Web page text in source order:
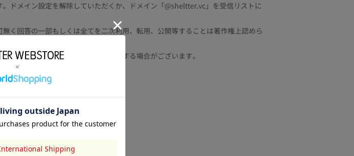
ドメイン設定を解除していただくか、ドメイン「@sheltter.vc」を受信リストに
く回答の一部もしくは全てを二次利用、転用、公開等することは著作権上認めら
ざいます。また内容により時間を要する場合がございます。
す。